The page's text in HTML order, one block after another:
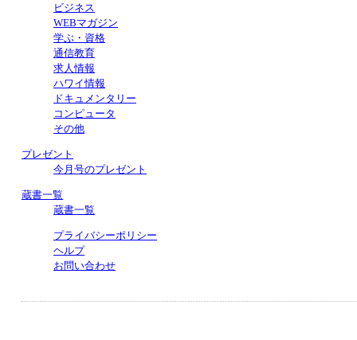
ビジネス
WEBマガジン
学ぶ・資格
通信教育
求人情報
ハワイ情報
ドキュメンタリー
コンピュータ
その他
プレゼント
今月号のプレゼント
蔵書一覧
蔵書一覧
プライバシーポリシー
ヘルプ
お問い合わせ